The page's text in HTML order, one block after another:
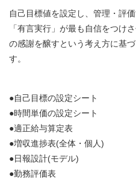
自己目標値を設定し、管理・評
「有言実行」が最も自信をつけ
の感謝を醸すという考え方に基
す。
●自己目標の設定シート
●時間単価の設定シート
●適正給与算定表
●増収進捗表(全体・個人)
●日報設計(モデル)
●勤務評価表